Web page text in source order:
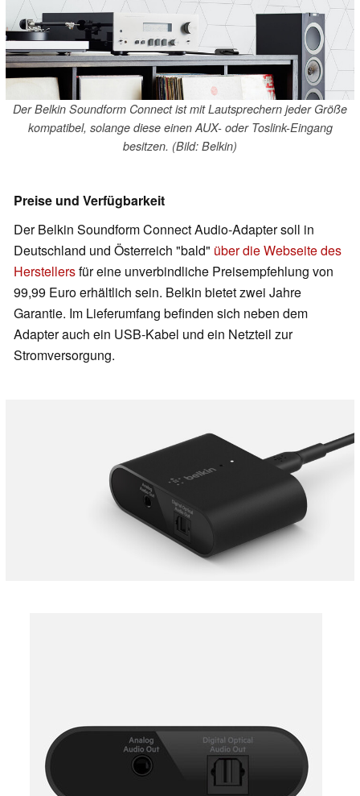
Der Belkin Soundform Connect ist mit Lautsprechern jeder Größe
kompatibel, solange diese einen AUX- oder Toslink-Eingang
besitzen. (Bild: Belkin)
Preise und Verfügbarkeit
Der Belkin Soundform Connect Audio-Adapter soll in
Deutschland und Österreich "bald" über die Webseite des
Herstellersfür eine unverbindliche Preisempfehlung von
99,99 Euro erhältlich sein. Belkin bietet zwei Jahre
Garantie. Im Lieferumfang befinden sich neben dem
Adapter auch ein USB-Kabel und ein Netzteil zur
Stromversorgung.